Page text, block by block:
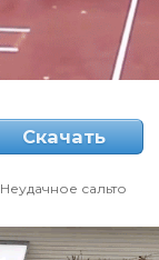
Скачать
Неудачное сальто